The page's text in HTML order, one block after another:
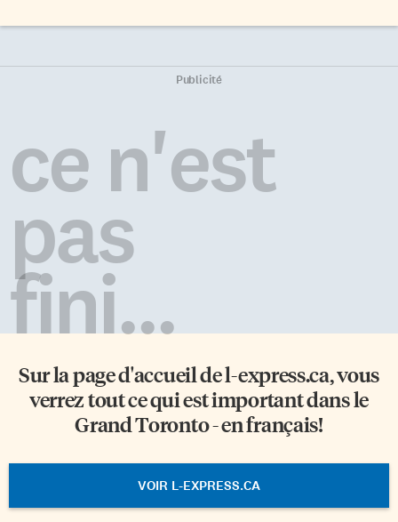
Publicité
ce n'est
pas
fini...
Sur la page d'accueil del-express.ca, vous
verrez tout ce qui est important dans le
Grand Toronto - en français!
VOIR L-EXPRESS.CA